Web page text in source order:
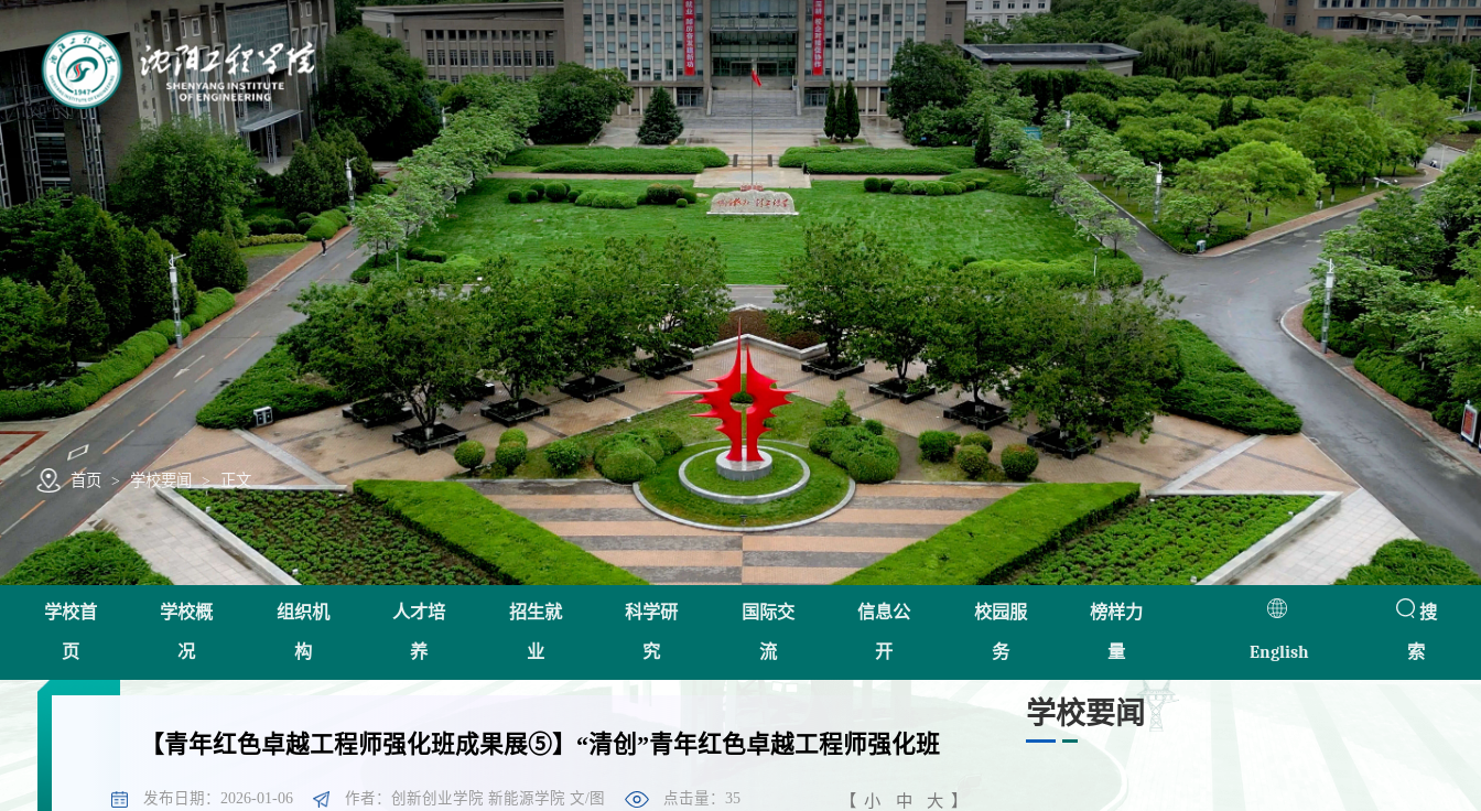
首页 > 学校要闻 > 正文
学校首
页
学校概
况
组织机
构
人才培
养
招生就
业
科学研
究
国际交
流
信息公
开
校园服
务
榜样力
量
English
搜
索
【青年红色卓越工程师强化班成果展⑤】“清创”青年红色卓越工程师强化班
发布日期：2026-01-06 作者：创新创业学院 新能源学院 文/图 点击量：35 【 小 中 大 】
学校要闻